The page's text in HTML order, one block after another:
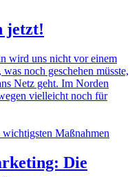
jetzt!
wird uns nicht vor einem
noch geschehen müsste,
Netz geht. Im Norden
vielleicht noch für
Die